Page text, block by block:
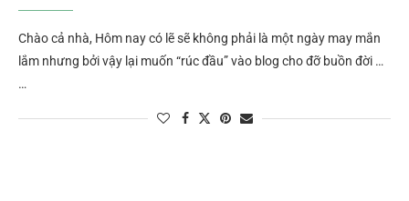
Chào cả nhà, Hôm nay có lẽ sẽ không phải là một ngày may mắn
lắm nhưng bởi vậy lại muốn “rúc đầu” vào blog cho đỡ buồn đời …
…